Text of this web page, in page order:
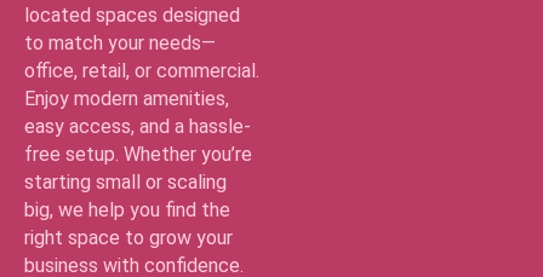
located spaces designed
to match your needs—
office, retail, or commercial.
Enjoy modern amenities,
easy access, and a hassle-
free setup. Whether you’re
starting small or scaling
big, we help you find the
right space to grow your
business with confidence.